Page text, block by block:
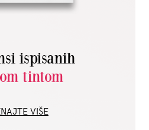
ispisanih
tintom
VIŠE